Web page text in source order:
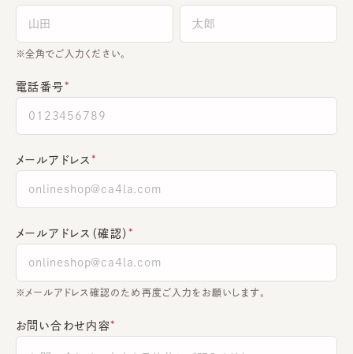
全角でご入力ください。
電話番号
メールアドレス
メールアドレス（確認）
※メールアドレス確認のため再度ご入力をお願いします。
お問い合わせ内容